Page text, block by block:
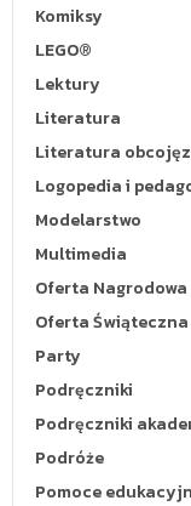
Komiksy
LEGO®
Lektury
Literatura
Literatura
Logopedia i
Modelarstwo
Multimedia
Oferta Nagrodowa
Oferta Świąteczna
Party
Podręczniki
Podręczniki
Podróże
Pomoce